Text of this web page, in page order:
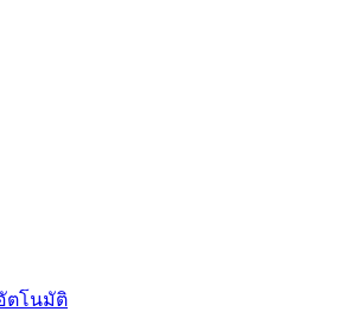
ตโนมัติ